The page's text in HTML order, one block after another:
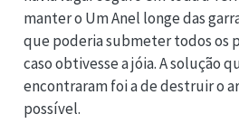
manter o Um Anel longe das
que poderia submeter todos os
caso obtivesse a jóia. A solução
encontraram foi a de destruir o
possível.